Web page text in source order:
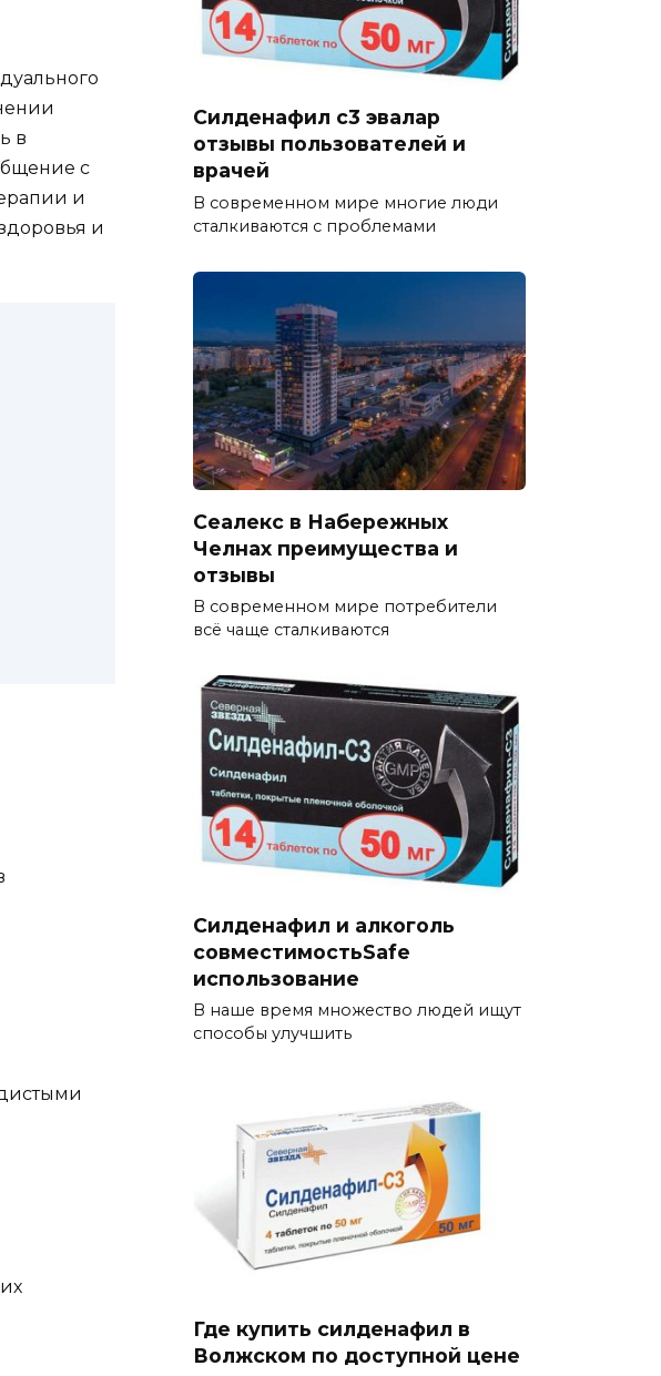
в
с
и
и
Силденафил с3 эвалар
отзывы пользователей и
врачей
В современном мире многие люди
сталкиваются с проблемами
Сеалекс в Набережных
Челнах преимущества и
отзывы
В современном мире потребители
всё чаще сталкиваются
Силденафил и алкоголь
совместимостьSafe
использование
В наше время множество людей ищут
способы улучшить
Где купить силденафил в
Волжском по доступной цене